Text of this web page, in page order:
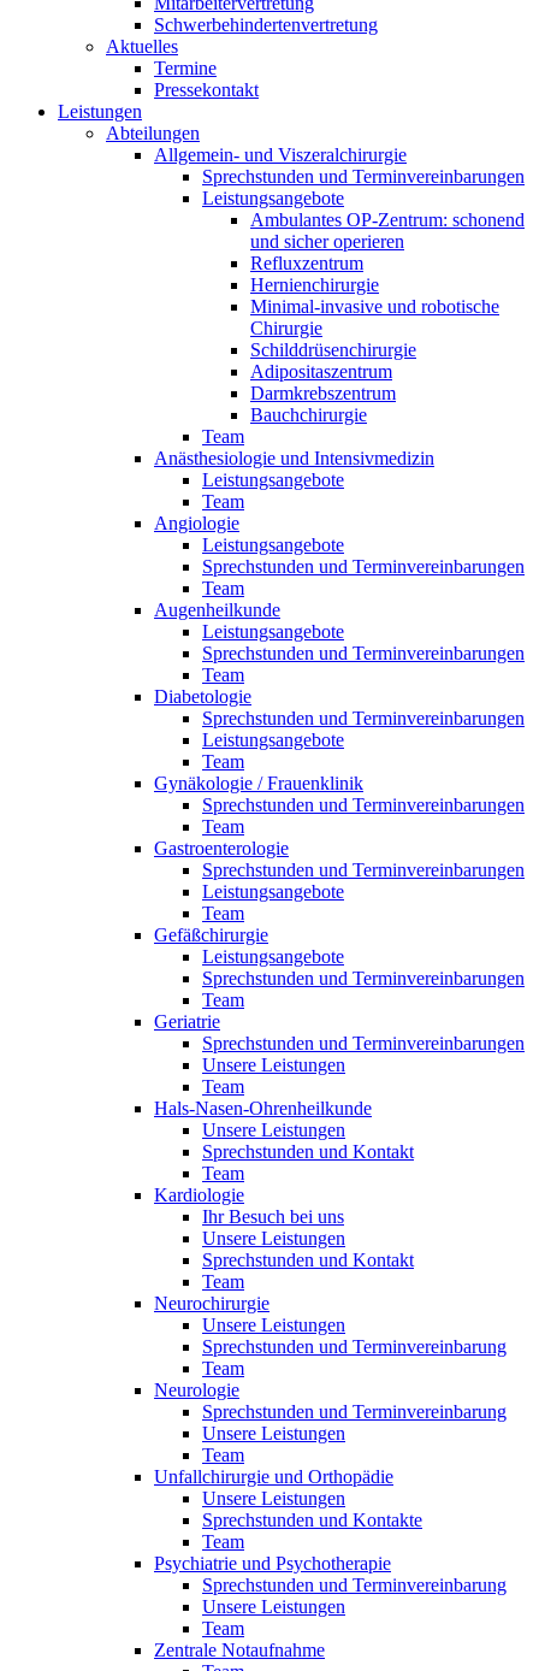
Schwerbehindertenvertretung
Aktuelles
Termine
Pressekontakt
Leistungen
Abteilungen
Allgemein- und Viszeralchirurgie
Sprechstunden und Terminvereinbarungen
Leistungsangebote
Ambulantes OP-Zentrum: schonend
und sicher operieren
Refluxzentrum
Hernienchirurgie
Minimal-invasive und robotische
Chirurgie
Schilddrüsenchirurgie
Adipositaszentrum
Darmkrebszentrum
Bauchchirurgie
Team
Anästhesiologie und Intensivmedizin
Leistungsangebote
Team
Angiologie
Leistungsangebote
Sprechstunden und Terminvereinbarungen
Team
Augenheilkunde
Leistungsangebote
Sprechstunden und Terminvereinbarungen
Team
Diabetologie
Sprechstunden und Terminvereinbarungen
Leistungsangebote
Team
Gynäkologie / Frauenklinik
Sprechstunden und Terminvereinbarungen
Team
Gastroenterologie
Sprechstunden und Terminvereinbarungen
Leistungsangebote
Team
Gefäßchirurgie
Leistungsangebote
Sprechstunden und Terminvereinbarungen
Team
Geriatrie
Sprechstunden und Terminvereinbarungen
Unsere Leistungen
Team
Hals-Nasen-Ohrenheilkunde
Unsere Leistungen
Sprechstunden und Kontakt
Team
Kardiologie
Ihr Besuch bei uns
Unsere Leistungen
Sprechstunden und Kontakt
Team
Neurochirurgie
Unsere Leistungen
Sprechstunden und Terminvereinbarung
Team
Neurologie
Sprechstunden und Terminvereinbarung
Unsere Leistungen
Team
Unfallchirurgie und Orthopädie
Unsere Leistungen
Sprechstunden und Kontakte
Team
Psychiatrie und Psychotherapie
Sprechstunden und Terminvereinbarung
Unsere Leistungen
Team
Zentrale Notaufnahme